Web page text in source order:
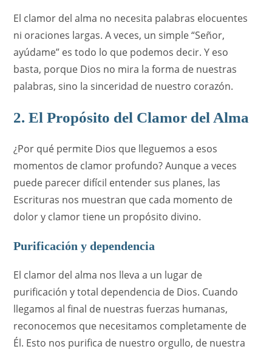
El clamor del alma no necesita palabras elocuentes
ni oraciones largas. A veces, un simple “Señor,
ayúdame” es todo lo que podemos decir. Y eso
basta, porque Dios no mira la forma de nuestras
palabras, sino la sinceridad de nuestro corazón.
2. El Propósito del Clamor del Alma
¿Por qué permite Dios que lleguemos a esos
momentos de clamor profundo? Aunque a veces
puede parecer difícil entender sus planes, las
Escrituras nos muestran que cada momento de
dolor y clamor tiene un propósito divino.
Purificación y dependencia
El clamor del alma nos lleva a un lugar de
purificación y total dependencia de Dios. Cuando
llegamos al final de nuestras fuerzas humanas,
reconocemos que necesitamos completamente de
Él. Esto nos purifica de nuestro orgullo, de nuestra